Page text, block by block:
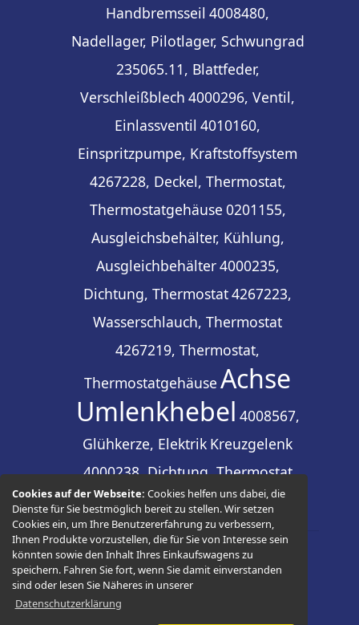
Cookies auf der Webseite:Cookies helfen uns dabei, die
Dienste für Sie bestmöglich bereit zu stellen. Wir setzen
Cookies ein, um Ihre Benutzererfahrung zu verbessern,
Ihnen Produkte vorzustellen, die für Sie von Interesse sein
könnten sowie den Inhalt Ihres Einkaufswagens zu
speichern. Fahren Sie fort, wenn Sie damit einverstanden
sind oder lesen Sie Näheres in unserer
Datenschutzerklärung
Handbremsseil 4008480,
Nadellager, Pilotlager, Schwungrad
235065.11, Blattfeder,
Verschleißblech 4000296, Ventil,
Einlassventil 4010160,
Einspritzpumpe, Kraftstoffsystem
4267228, Deckel, Thermostat,
Thermostatgehäuse 0201155,
Ausgleichsbehälter, Kühlung,
Ausgleichbehälter4000235,
Dichtung, Thermostat4267223,
Wasserschlauch, Thermostat
4267219, Thermostat,
Thermostatgehäuse Achse
Umlenkhebel 4008567,
Glühkerze, Elektrik Kreuzgelenk
4000238, Dichtung, Thermostat
© 2026 - Thüringer Ersatzteilhandel